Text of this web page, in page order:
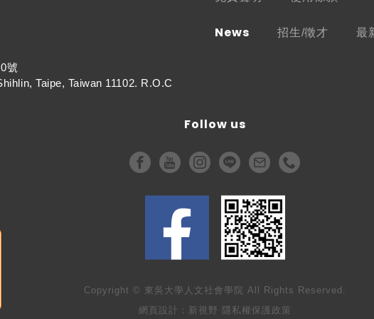
號
Taipe, Taiwan 11102. R.O.C
News 招生/徵才 最
Follow us
Copyright © 東吳大學人文社會學院 All Rights Reserved.
網頁設計
：新視野 隱私權保護政策